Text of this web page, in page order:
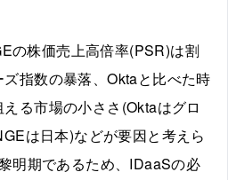
の株価売上高倍率(PSR)は割
指数の暴落、Oktaと比べた時
る市場の小ささ(Oktaはグロ
は日本)などが要因と考えら
明期であるため、IDaaSの必